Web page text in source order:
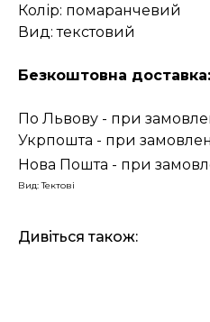
Колір: помаранчевий
Вид: текстовий
Безкоштовна доставка:
По Львову - при
Укрпошта - при
Нова Пошта - при
Вид: Тектові
Дивіться також: